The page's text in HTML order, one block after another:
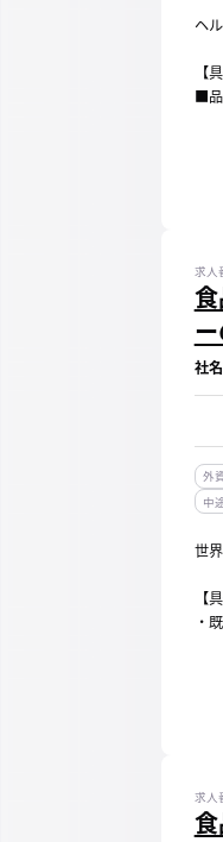
ヘ
【
■品
・
求人
社
外
中
世
【
・
・
求人